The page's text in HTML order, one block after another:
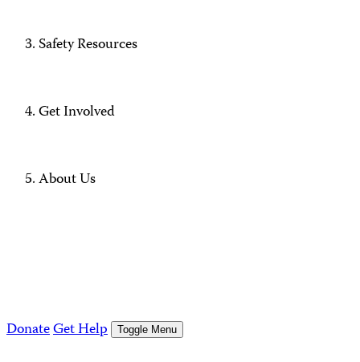
Safety Resources
Get Involved
About Us
DonateGet Help Toggle Menu